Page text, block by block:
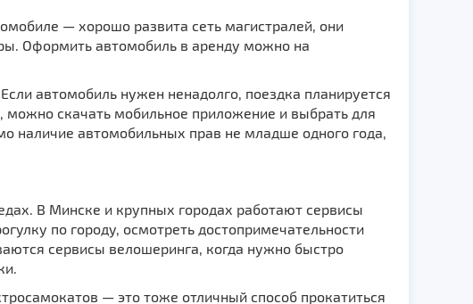
— хорошо развита сеть магистралей, они
Оформить автомобиль в аренду можно на
автомобиль нужен ненадолго, поездка планируется
можно скачать мобильное приложение и выбрать для
автомобильных прав не младше одного года,
В Минске и крупных городах работают сервисы
по городу, осмотреть достопримечательности
сервисы велошеринга, когда нужно быстро
— это тоже отличный способ прокатиться